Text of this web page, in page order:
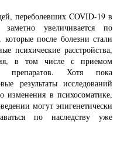
переболевших COVID-19 в
увеличивается по
после болезни стали
психические расстройства,
в том числе с приемом
препаратов. Хотя пока
результаты исследований
изменения в психосоматике,
могут эпигенетически
по наследству уже